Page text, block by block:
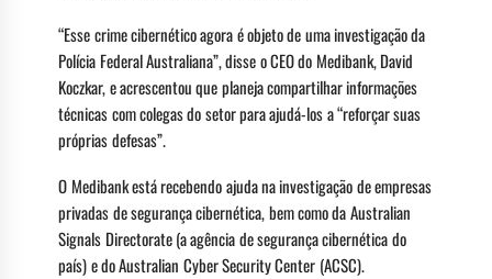
“Esse crime cibernético agora é objeto de uma investigação da
Polícia Federal Australiana”, disse o CEO do Medibank, David
Koczkar, e acrescentou que planeja compartilhar informações
técnicas com colegas do setor para ajudá-los a “reforçar suas
próprias defesas”.
O Medibank está recebendo ajuda na investigação de empresas
privadas de segurança cibernética, bem como da Australian
Signals Directorate (a agência de segurança cibernética do
país) e do Australian Cyber ​​Security Center (ACSC).